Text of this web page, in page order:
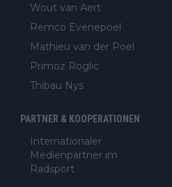
Wout van Aert
Remco Evenepoel
Mathieu van der Poel
Primoz Roglic
Thibau Nys
PARTNER & KOOPERATIONEN
Internationaler
Medienpartner im
Radsport